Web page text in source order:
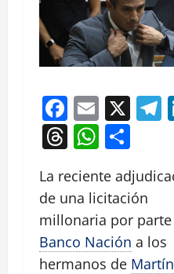
Email
X
Threads
La reciente
de una licitación
millonaria por parte
Banco Nación a los
hermanos de Martín